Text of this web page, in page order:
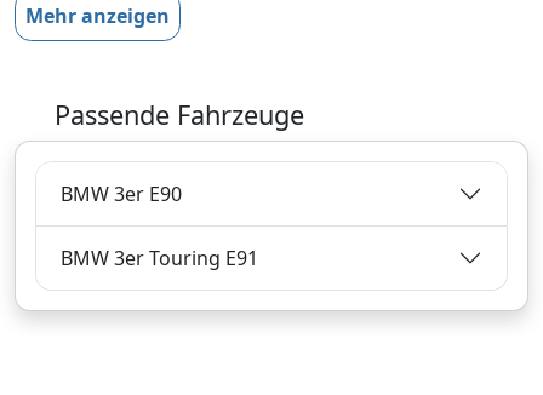
inklusive Mehrwertsteuer
Verkauf und Versand durch
Bezahlarten
Mehr anzeigen
Passende Fahrzeuge
BMW 3er E90
BMW 3er Touring E91